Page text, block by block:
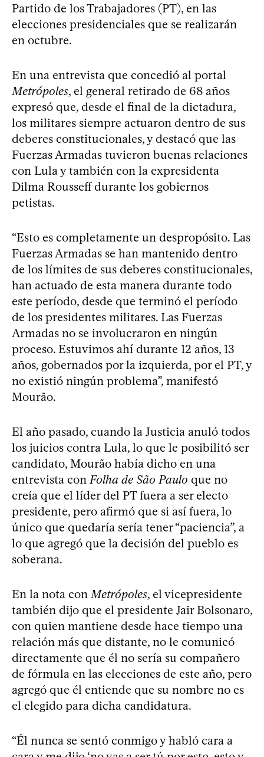
Partido de los Trabajadores (PT), en las
elecciones presidenciales que se realizarán
en octubre.
En una entrevista que concedió al portal
Metrópoles, el general retirado de 68 años
expresó que, desde el final de la dictadura,
los militares siempre actuaron dentro de sus
deberes constitucionales, y destacó que las
Fuerzas Armadas tuvieron buenas relaciones
con Lula y también con la expresidenta
Dilma Rousseff durante los gobiernos
petistas.
“Esto es completamente un despropósito. Las
Fuerzas Armadas se han mantenido dentro
de los límites de sus deberes constitucionales,
han actuado de esta manera durante todo
este período, desde que terminó el período
de los presidentes militares. Las Fuerzas
Armadas no se involucraron en ningún
proceso. Estuvimos ahí durante 12 años, 13
años, gobernados por la izquierda, por el PT, y
no existió ningún problema”, manifestó
Mourão.
El año pasado, cuando la Justicia anuló todos
los juicios contra Lula, lo que le posibilitó ser
candidato, Mourão había dicho en una
entrevista con Folha de São Paulo que no
creía que el líder del PT fuera a ser electo
presidente, pero afirmó que si así fuera, lo
único que quedaría sería tener “paciencia”, a
lo que agregó que la decisión del pueblo es
soberana.
En la nota con Metrópoles, el vicepresidente
también dijo que el presidente Jair Bolsonaro,
con quien mantiene desde hace tiempo una
relación más que distante, no le comunicó
directamente que él no sería su compañero
de fórmula en las elecciones de este año, pero
agregó que él entiende que su nombre no es
el elegido para dicha candidatura.
“Él nunca se sentó conmigo y habló cara a